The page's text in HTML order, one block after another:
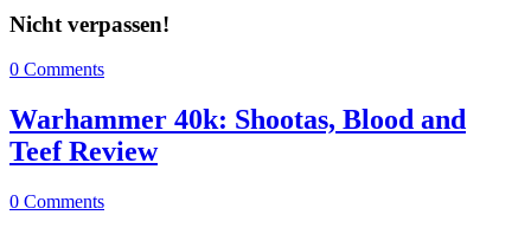
Nicht verpassen!
0 Comments
Warhammer 40k: Shootas, Blood and
Teef Review
0 Comments